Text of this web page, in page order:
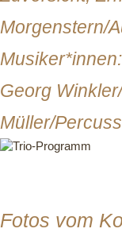
Morgenstern/
Georg
Müller/
Fotos vom